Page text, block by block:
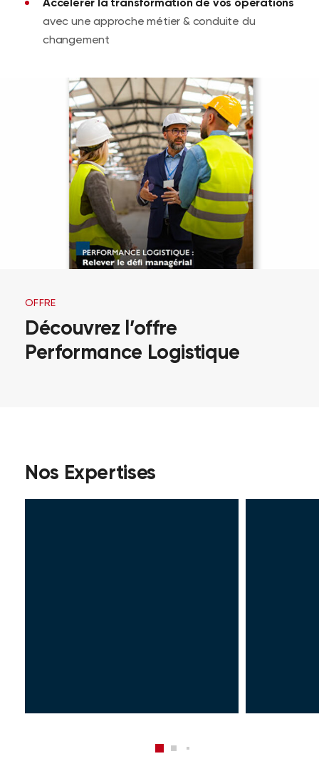
Accélérer la transformation de vos opérations
avec une approche métier & conduite du
changement
OFFRE
Découvrez l’offre
Performance Logistique
Nos Expertises